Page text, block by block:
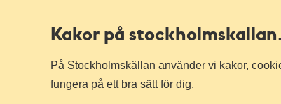
Kakor på stockholmskallan
På Stockholmskällan använder vi kakor,
fungera på ett bra sätt för dig.